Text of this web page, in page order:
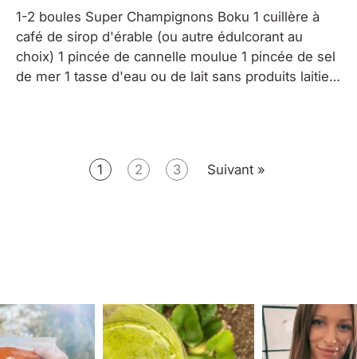
1-2 boules Super Champignons Boku 1 cuillère à
café de sirop d'érable (ou autre édulcorant au
choix) 1 pincée de cannelle moulue 1 pincée de sel
de mer 1 tasse d'eau ou de lait sans produits laitiers
1 2 3 Suivant »